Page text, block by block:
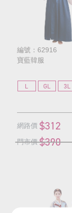
編號：62916
寶藍韓服
L GL 3L
網路價 $312
門市價 $390